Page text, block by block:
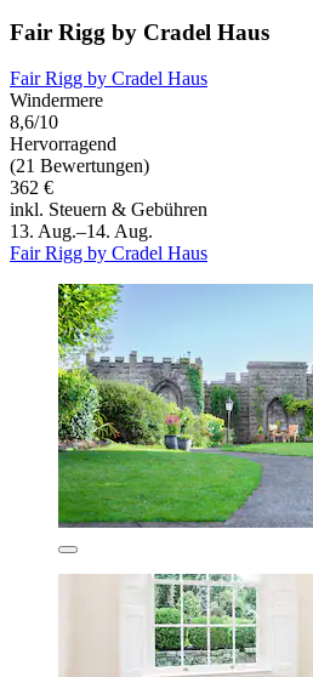
Fair Rigg by Cradel Haus
Fair Rigg by Cradel Haus
Windermere
8,6/10
Hervorragend
(21 Bewertungen)
362 €
inkl. Steuern & Gebühren
13. Aug.–14. Aug.
Fair Rigg by Cradel Haus